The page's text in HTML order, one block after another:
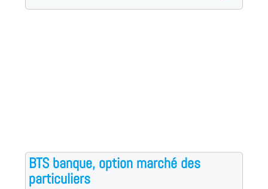
BTS banque, option marché des
particuliers